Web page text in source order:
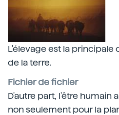
L'élevage est la principale
de la terre.
Fichier de fichier
D'autre part, l'être humain
non seulement pour la